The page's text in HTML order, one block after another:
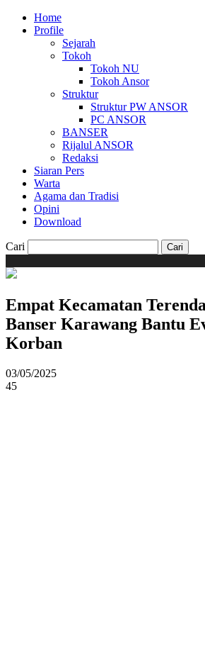
Home
Profile
Sejarah
Tokoh
Tokoh NU
Tokoh Ansor
Struktur
Struktur PW ANSOR
PC ANSOR
BANSER
Rijalul ANSOR
Redaksi
Siaran Pers
Warta
Agama dan Tradisi
Opini
Download
Cari
Empat Kecamatan
Banser Karawang Bantu
Korban
03/05/2025
45